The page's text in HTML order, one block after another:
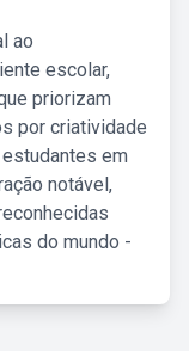
ao
escolar,
priorizam
por criatividade
em
notável,
do mundo -